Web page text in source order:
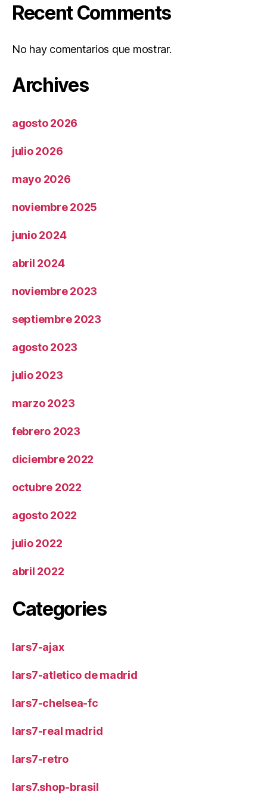
Recent Comments
No hay comentarios que mostrar.
Archives
agosto 2026
julio 2026
mayo 2026
noviembre 2025
junio 2024
abril 2024
noviembre 2023
septiembre 2023
agosto 2023
julio 2023
marzo 2023
febrero 2023
diciembre 2022
octubre 2022
agosto 2022
julio 2022
abril 2022
Categories
lars7-ajax
lars7-atletico de madrid
lars7-chelsea-fc
lars7-real madrid
lars7-retro
lars7.shop-brasil